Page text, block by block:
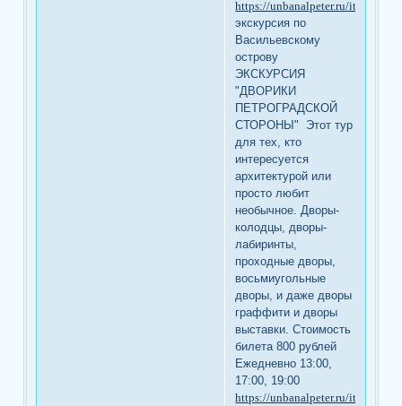
https://unbanalpeter.ru/item/ex49
экскурсия по
Васильевскому
острову
ЭКСКУРСИЯ
"ДВОРИКИ
ПЕТРОГРАДСКОЙ
СТОРОНЫ" Этот тур
для тех, кто
интересуется
архитектурой или
просто любит
необычное. Дворы-
колодцы, дворы-
лабиринты,
проходные дворы,
восьмиугольные
дворы, и даже дворы
граффити и дворы
выставки. Стоимость
билета 800 рублей
Ежедневно 13:00,
17:00, 19:00
https://unbanalpeter.ru/item/ex28